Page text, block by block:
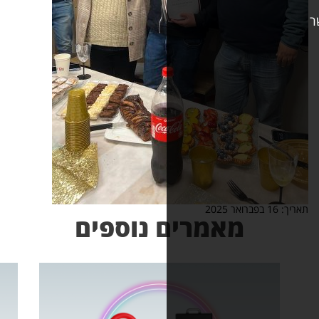
נוספים